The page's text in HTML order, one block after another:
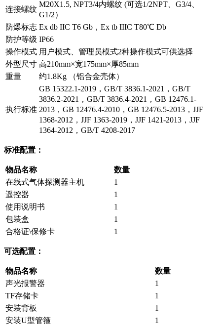
连接螺纹
M20X1.5, NPT3/4内螺纹 (可选1/2NPT、G3/4、
G1/2）
防爆标志 Ex db IIC T6 Gb，Ex tb IIIC T80℃ Db
防护等级 IP66
操作模式 用户模式、管理员模式2种操作模式可供选择
外型尺寸 高210mm×宽175mm×厚85mm
重量
约1.8Kg （铝合金壳体）
执行标准
GB 15322.1-2019，GB/T 3836.1-2021，GB/T
3836.2-2021，GB/T 3836.4-2021，GB 12476.1-
2013，GB 12476.4-2010，GB 12476.5-2013，JJF
1368-2012，JJF 1363-2019，JJF 1421-2013，JJF
1364-2012，GB/T 4208-2017
标准配置：
物品名称
数量
在线式气体探测器主机
1
遥控器
1
使用说明书
1
包装盒
1
合格证\保修卡
1
可选配置：
物品名称
数量
声光报警器
1
TF存储卡
1
安装背板
1
安装U型管箍
1